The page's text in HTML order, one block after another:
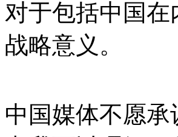
对于包括中国
战略意义。
中国媒体不愿